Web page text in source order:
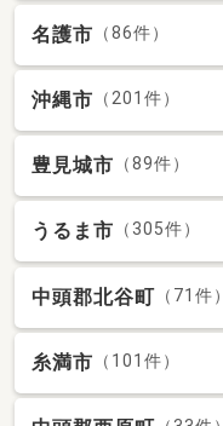
名護市 （86件）
沖縄市 （201件）
豊見城市 （89件）
うるま市 （305件）
中頭郡北谷町 （71件）
糸満市 （101件）